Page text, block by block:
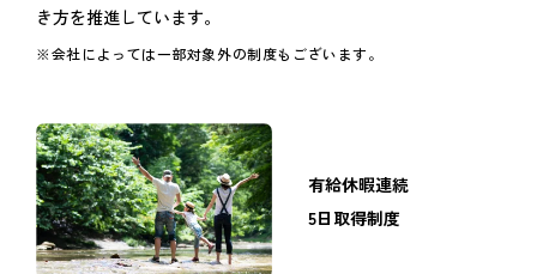
き方を推進しています。
※会社によっては一部対象外の制度もございます。
有給休暇連続
5日取得制度